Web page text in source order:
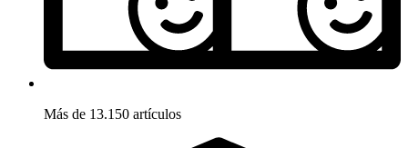
Más de 13.150 artículos